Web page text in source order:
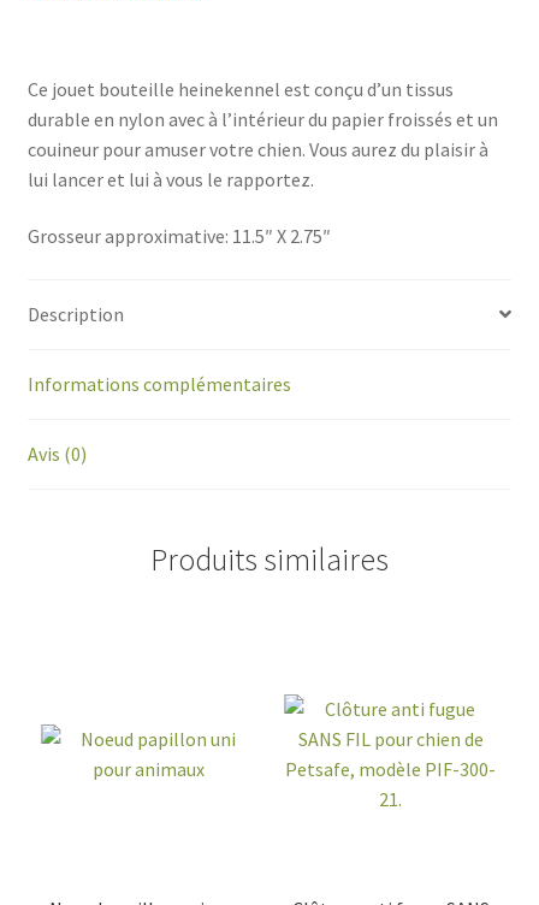
Ce jouet bouteille heinekennel est conçu d’un tissus
durable en nylon avec à l’intérieur du papier froissés et un
couineur pour amuser votre chien. Vous aurez du plaisir à
lui lancer et lui à vous le rapportez.
Grosseur approximative: 11.5″ X 2.75″
Description
Informations complémentaires
Avis (0)
Produits similaires